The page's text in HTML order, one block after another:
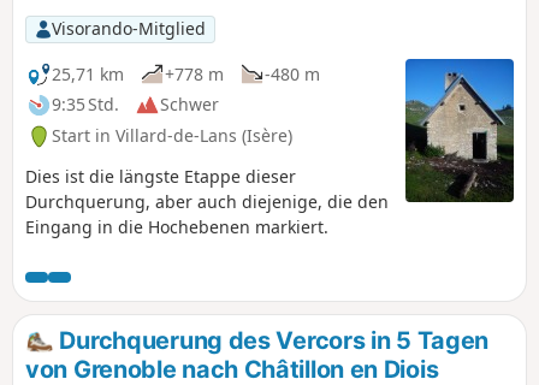
Visorando-Mitglied
25,71 km
+778 m
-480 m
9:35 Std.
Schwer
Start in Villard-de-Lans (Isère)
Dies ist die längste Etappe dieser
Durchquerung, aber auch diejenige, die den
Eingang in die Hochebenen markiert.
Durchquerung des Vercors in 5 Tagen
von Grenoble nach Châtillon en Diois